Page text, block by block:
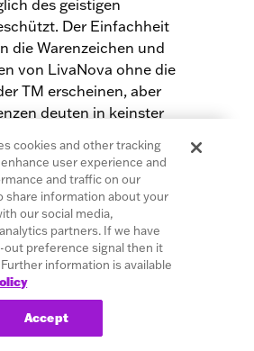
des geistigen
Der Einfachheit
die Warenzeichen und
von LivaNova ohne die
TM erscheinen, aber
deuten in keinster
Warenzeichen und
in nach dem
Recht größtmöglichen
macht. Für die
Vervielfältigung solch
ist die
von LivaNova
Wortmarke
sind eingetragene Marken
cookies and other tracking
user experience and
and traffic on our
share information about your
our social media,
partners. If we have
preference signal then it
information is available
Accept